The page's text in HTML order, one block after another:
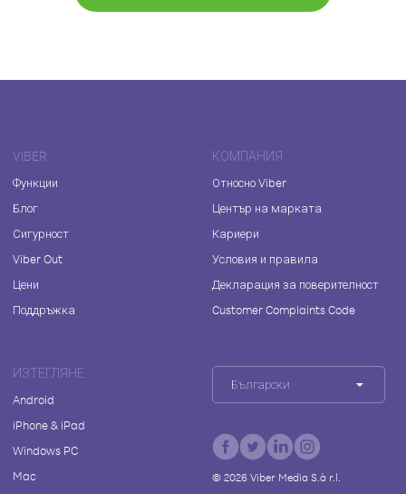
VIBER
Функции
Блог
Сигурност
Viber Out
Цени
Поддръжка
КОМПАНИЯ
Относно Viber
Център на марката
Кариери
Условия и правила
Декларация за поверителност
Customer Complaints Code
ИЗТЕГЛЯНЕ
Android
iPhone & iPad
Windows PC
Mac
Български
© 2026Viber Media S.à r.l.